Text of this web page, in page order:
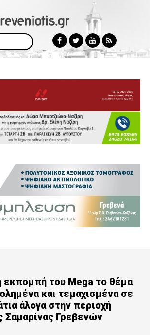
εκπομπή του Mega το θέμα
και τεμαχισμένα σε
άλογα στην περιοχή
Σαμαρίνας Γρεβενών